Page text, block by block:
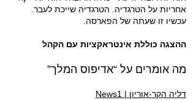
אחריות על הטרגדיה. הטרגדיה שייכת לעבר.
עכשיו זו שעתה של הפארסה.
ההצגה כוללת אינטראקציות עם הקהל
מה אומרים על “אדיפוס המלך”
News1 | דליה הקר-אוריון